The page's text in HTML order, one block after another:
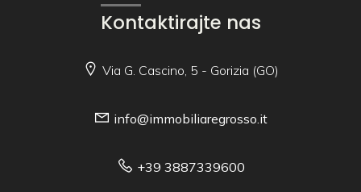
Kontaktirajte nas
Via G. Cascino, 5 - Gorizia (GO)
info@immobiliaregrosso.it
+39 3887339600